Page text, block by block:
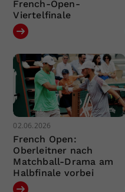
French-Open-
Viertelfinale
02.06.2026
French Open:
Oberleitner nach
Matchball-Drama am
Halbfinale vorbei